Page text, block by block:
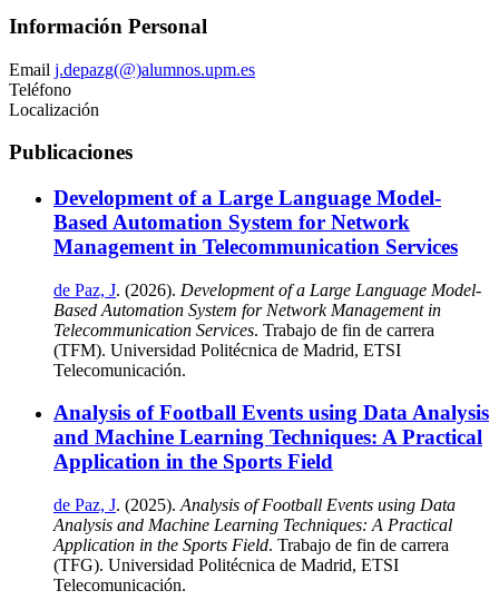
Información Personal
Email j.depazg(@)alumnos.upm.es
Teléfono
Localización
Publicaciones
Development of a Large Language Model-
Based Automation System for Network
Management in Telecommunication Services
de Paz, J. (2026). Development of a Large Language Model-
Based Automation System for Network Management in
Telecommunication Services. Trabajo de fin de carrera
(TFM). Universidad Politécnica de Madrid, ETSI
Telecomunicación.
Analysis of Football Events using Data Analysis
and Machine Learning Techniques: A Practical
Application in the Sports Field
de Paz, J. (2025). Analysis of Football Events using Data
Analysis and Machine Learning Techniques: A Practical
Application in the Sports Field. Trabajo de fin de carrera
(TFG). Universidad Politécnica de Madrid, ETSI
Telecomunicación.